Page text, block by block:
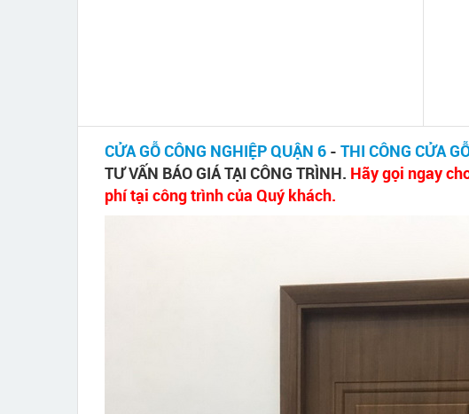
CỬA GỖ CÔNG NGHIỆP QUẬN 6 - THI CÔNG CỬA
TƯ VẤN BÁO GIÁ TẠI CÔNG TRÌNH. Hãy gọi ngay
phí tại công trình của Quý khách.